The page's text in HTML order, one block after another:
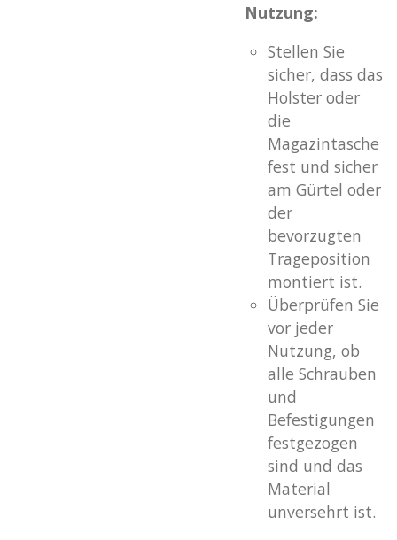
Nutzung:
Stellen Sie
sicher, dass das
Holster oder
die
Magazintasche
fest und sicher
am Gürtel oder
der
bevorzugten
Trageposition
montiert ist.
Überprüfen Sie
vor jeder
Nutzung, ob
alle Schrauben
und
Befestigungen
festgezogen
sind und das
Material
unversehrt ist.